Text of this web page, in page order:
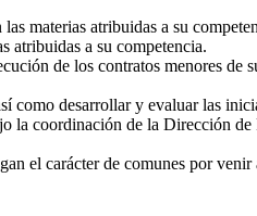
materias atribuidas a su
atribuidas a su competencia.
de los contratos menores de
desarrollar y evaluar las
la coordinación de la Dirección
el carácter de comunes por